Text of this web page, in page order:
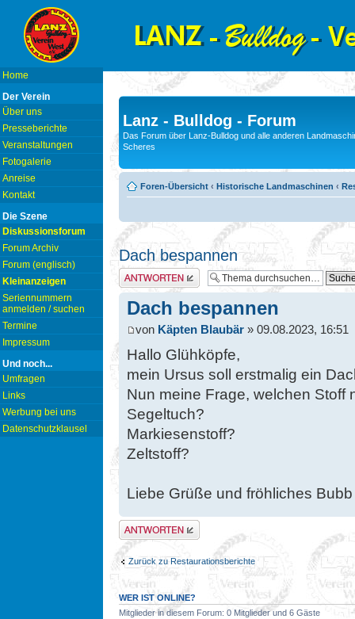
Home
Der Verein
Über uns
Presseberichte
Veranstaltungen
Fotogalerie
Anreise
Kontakt
Die Szene
Diskussionsforum
Forum Archiv
Forum (englisch)
Kleinanzeigen
Seriennummern
anmelden / suchen
Termine
Impressum
Und noch...
Umfragen
Links
Werbung bei uns
Datenschutzklausel
Lanz - Bulldog - Forum
Das Forum über Lanz-Bulldog und alle anderen
Scheres
Foren-Übersicht ‹ Historische Landmaschinen ‹
Dach bespannen
Antwort erstellen
Dach bespannen
von Käpten Blaubär » 09.08.2023, 16:51
Hallo Glühköpfe,
mein Ursus soll erstmalig ein
Nun meine Frage, welchen Stoff
Segeltuch?
Markiesenstoff?
Zeltstoff?
Liebe Grüße und fröhliches
Antwort erstellen
Zurück zu Restaurationsberichte
WER IST ONLINE?
Mitglieder in diesem Forum: 0 Mitglieder und 6 Gäste